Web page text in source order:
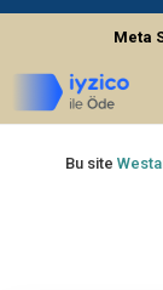
Meta
Bu site